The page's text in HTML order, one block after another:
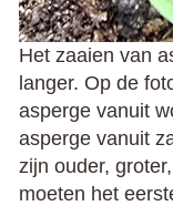
Het zaaien van
langer. Op de
asperge vanuit
asperge vanuit
zijn ouder,
moeten het